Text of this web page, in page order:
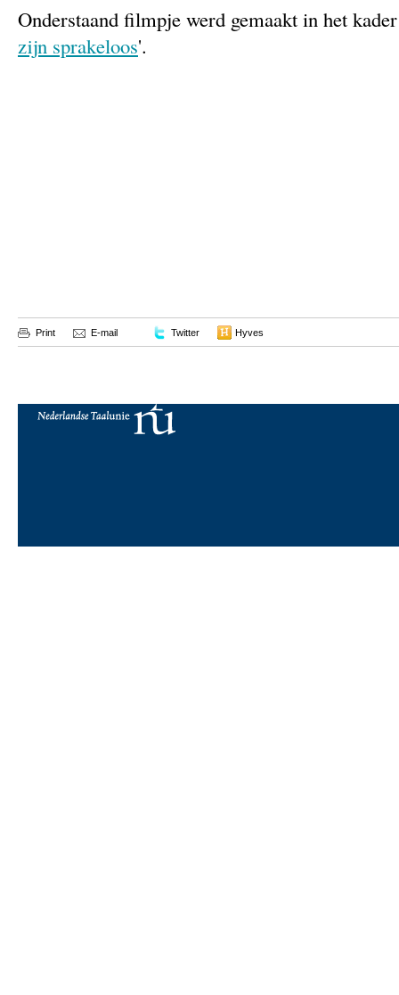
Onderstaand filmpje werd gemaakt in het
zijn sprakeloos'.
Print E-mail Twitter Hyves